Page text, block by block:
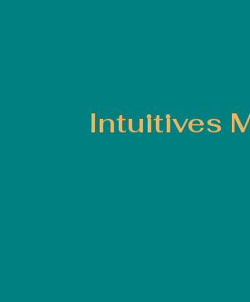
Intuitives